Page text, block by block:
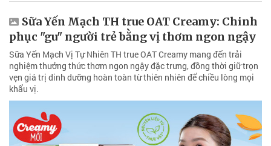
Sữa Yến Mạch TH true OAT Creamy: Chinh
phục "gu" người trẻ bằng vị thơm ngon ngậy
Sữa Yến Mạch Vị Tự Nhiên TH true OAT Creamy mang đến trải
nghiệm thưởng thức thơm ngon ngậy đặc trưng, đồng thời giữ trọn
vẹn giá trị dinh dưỡng hoàn toàn từ thiên nhiên để chiều lòng mọi
khẩu vị.